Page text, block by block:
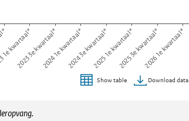
kwartaal*
2023 3e kwartaal*2024 1e kwartaal*2024 3e kwartaal*2025 1e kwartaal*2025 3e kwartaal*2026 1e kwartaal*
Show table Download data